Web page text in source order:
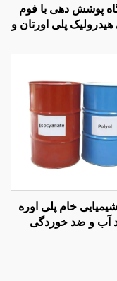
پوشش دهی با فوم
پلی اورتان و
گواهینامه CE
خام پلی اوره
آب و ضد خوردگی